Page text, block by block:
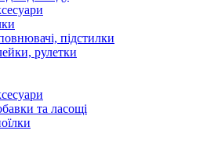
підстилки
рулетки
та ласощі